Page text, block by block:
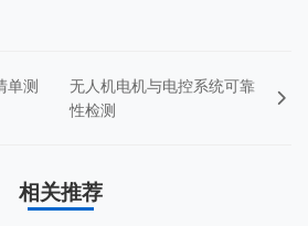
单测
无人机电机与电控系统可靠
性检测
相关推荐